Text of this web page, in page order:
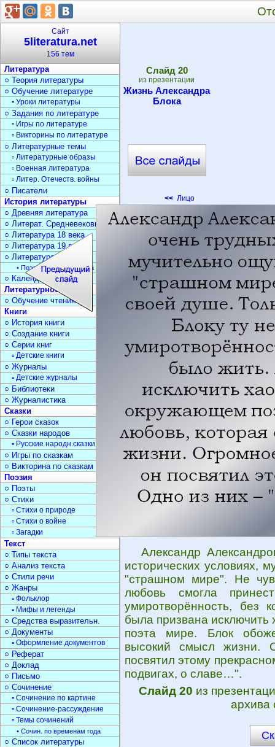
Cлайд 20
из презентации
Жизнь Александра
Блока
<< Лицо
Александр
исторических условиях,
"страшном мире". Не
любовь смогла
умиротворённость, без
была призвана
поэта мире. Блок
высокий смысл жизни.
посвятил этому
подвигах, о славе…".
Слайд 20 из
архива
Сайт
5literatura.net
156 тем
Литература
○ Теория литературы
○ Обучение литературе
▫ Уроки литературы
○ Задания по литературе
▫ Игры по литературе
▫ Викторины по литературе
○ Литературные темы
▫ Литературные образы
▫ Военная литература
▫ Литер. Отечеств. войны
○ Писатели
История литературы
○ Древняя литература
○ Литерат. Средневековья
○ Литература 18 века
○ Литература 19 века
○ Литература 20 века
• Поэзия Серебрян. века
○ Календарь дат
Литературное чтение
○ Обучение чтению
Книги
○ История книги
○ Создание книги
○ Серии книг
▫ Детские книги
○ Журналы
▫ Детские журналы
○ Библиотеки
○ Журналистика
Сказки
○ Герои сказок
○ Сказки народов
▫ Русские народн.сказки
○ Игры по сказкам
○ Викторина по сказкам
Поэзия
○ Поэты
○ Стихи
▫ Стихи о природе
▫ Стихи о войне
▫ Загадки
Текст
○ Типы текста
○ Анализ текста
○ Стили речи
○ Жанры
▫ Фольклор
▫ Мифы и легенды
○ Средства выразительн.
○ Документы
▫ Оформление документов
○ Реферат
○ Доклад
○ Письмо
○ Сочинение
▫ Сочинение по картине
▫ Сочинение-рассуждение
▫ Темы сочинений
• Сочин. по временам года
○ Список литературы